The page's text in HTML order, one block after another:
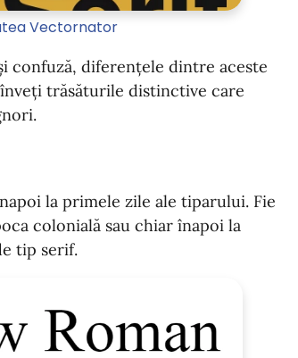
Vectornator
confuză, diferențele dintre aceste
trăsăturile distinctive care
la primele zile ale tiparului. Fie
colonială sau chiar înapoi la
tip serif.